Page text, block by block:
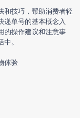
和技巧，帮助消费者轻
递单号的基本概念入
的操作建议和注意事
。
体验